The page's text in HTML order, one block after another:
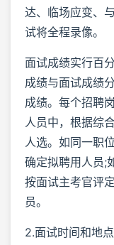
达、临场应变、
试将全程录像。
面试成绩实行百
成绩与面试成绩
成绩。每个招聘
人员中，根据综
人选。如同一职
确定拟聘用人员;
按面试主考官评
员。
2.面试时间和地点